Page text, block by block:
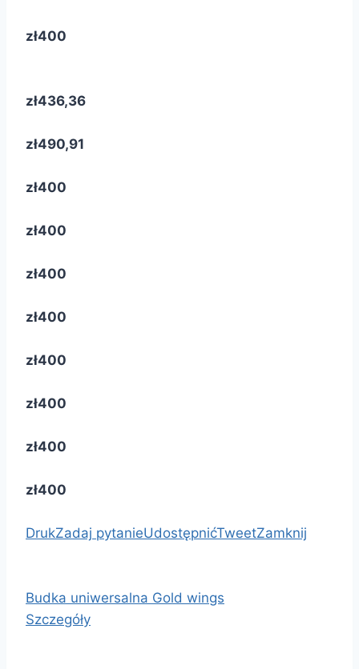
zł400
zł436,36
zł490,91
zł400
zł400
zł400
zł400
zł400
zł400
zł400
zł400
DrukZadaj pytanieUdostępnićTweetZamknij
Budka uniwersalna Gold wings
Szczegóły